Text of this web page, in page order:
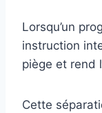
Lorsqu’un
instruction
piège et rend
Cette